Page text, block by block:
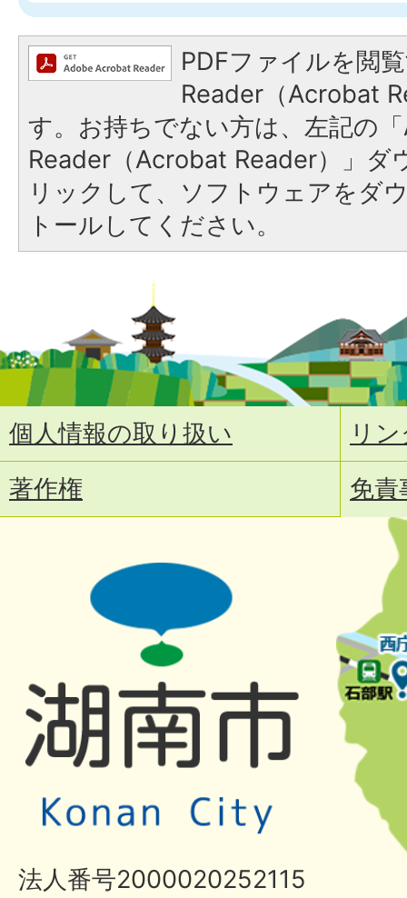
PDFファイルを閲
Reader（Acrobat
す。お持ちでない方は、左記の
Reader（Acrobat Reader）」ダ
リックして、ソフトウェアをダ
トールしてください。
個人情報の取り扱い
リ
著作権
免責
法人番号2000020252115